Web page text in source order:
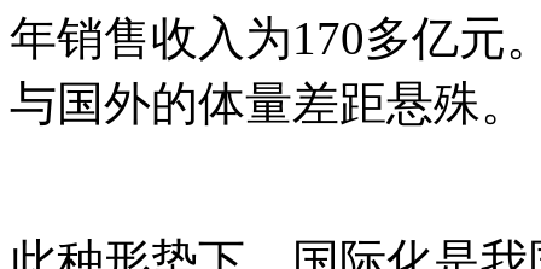
年销售收入为170多亿元
与国外的体量差距悬殊。